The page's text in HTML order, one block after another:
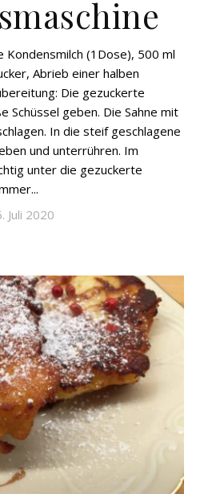
(1Dose), 500 ml
Abrieb einer halben
Die gezuckerte
Schüssel geben. Die Sahne mit
In die steif geschlagene
und unterrühren. Im
unter die gezuckerte
Juli 2020